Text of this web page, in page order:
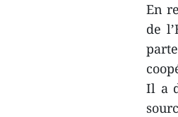
En
de
Il a